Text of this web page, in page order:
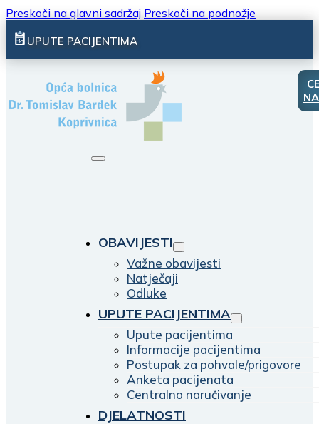
Preskoči na glavni sadržaj Preskoči na podnožje
UPUTE PACIJENTIMA
OBAVIJESTI
Važne obavijesti
Natječaji
Odluke
UPUTE PACIJENTIMA
Upute pacijentima
Informacije pacijentima
Postupak za pohvale/prigovore
Anketa pacijenata
Centralno naručivanje
DJELATNOSTI